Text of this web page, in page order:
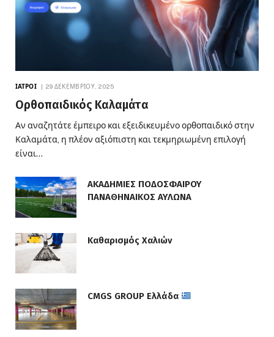
ΙΑΤΡΟΊ 29 ΔΕΚΕΜΒΡΊΟΥ, 2025
Ορθοπαιδικός Καλαμάτα
Αν αναζητάτε έμπειρο και εξειδικευμένο ορθοπαιδικό στην
Καλαμάτα, η πλέον αξιόπιστη και τεκμηριωμένη επιλογή
είναι…
ΑΚΑΔΗΜΙΕΣ ΠΟΔΟΣΦΑΙΡΟΥ
ΠΑΝΑΘΗΝΑΙΚΟΣ ΑΥΛΩΝΑ
Καθαρισμός Χαλιών
CMGS GROUP Ελλάδα